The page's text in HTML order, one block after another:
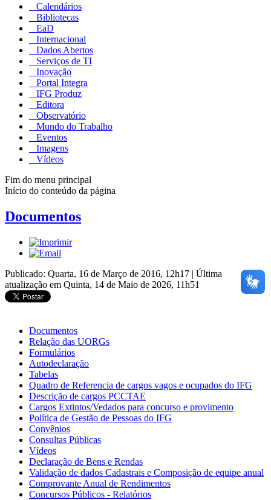
Calendários
Bibliotecas
EaD
Internacional
Dados Abertos
Serviços de TI
Inovação
Portal Integra
IFG Produz
Editora
Observatório
Mundo do Trabalho
Eventos
Imagens
Vídeos
Fim do menu principal
Início do conteúdo da página
Documentos
Publicado: Quarta, 16 de Março de 2016, 12h17 | Última
atualização em Quinta, 14 de Maio de 2026, 11h51
Documentos
Relação das UORGs
Formulários
Autodeclaração
Tabelas
Quadro de Referencia de cargos vagos e ocupados do IFG
Descrição de cargos PCCTAE
Cargos Extintos/Vedados para concurso e provimento
Política de Gestão de Pessoas do IFG
Convênios
Consultas Públicas
Vídeos
Declaração de Bens e Rendas
Validação de dados Cadastrais e Composição de equipe anual
Comprovante Anual de Rendimentos
Concursos Públicos - Relatórios